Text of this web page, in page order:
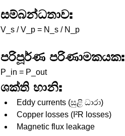
සම්බන්ධතාව:
V_s / V_p = N_s / N_p
පරිපූර්ණ පරිණාමකයක:
P_in = P_out
ශක්ති හානි:
Eddy currents (සුළි ධාරා)
Copper losses (I²R losses)
Magnetic flux leakage